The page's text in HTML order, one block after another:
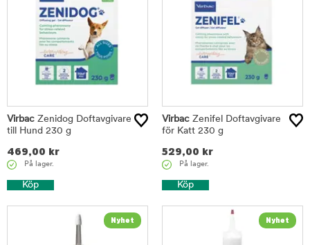
Virbac Zenidog Doftavgivare
till Hund 230 g
469,00 kr
På lager.
Köp
Virbac Zenifel Doftavgivare
för Katt 230 g
529,00 kr
På lager.
Köp